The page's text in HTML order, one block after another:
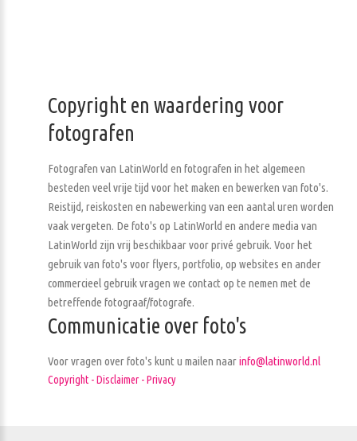
Copyright en waardering voor
fotografen
Fotografen van LatinWorld en fotografen in het algemeen
besteden veel vrije tijd voor het maken en bewerken van foto's.
Reistijd, reiskosten en nabewerking van een aantal uren worden
vaak vergeten. De foto's op LatinWorld en andere media van
LatinWorld zijn vrij beschikbaar voor privé gebruik. Voor het
gebruik van foto's voor flyers, portfolio, op websites en ander
commercieel gebruik vragen we contact op te nemen met de
betreffende fotograaf/fotografe.
Communicatie over foto's
Voor vragen over foto's kunt u mailen naarinfo@latinworld.nl
Copyright - Disclaimer - Privacy